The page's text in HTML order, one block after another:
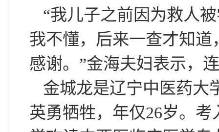
“我儿子之前因为救人
我不懂，后来一查才知道
感谢。”金海夫妇表示，
金城龙是辽宁中医药大
英勇牺牲，年仅26岁。